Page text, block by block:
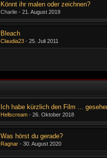
Könnt ihr malen oder zeichnen?
Charlie -21. August 2019
Bleach
Claudia23 -25. Juli 2011
Ich habe kürzlich den Film ...
Hellscream -26. Oktober 2018
Was hörst du gerade?
Ragnar -30. August 2020